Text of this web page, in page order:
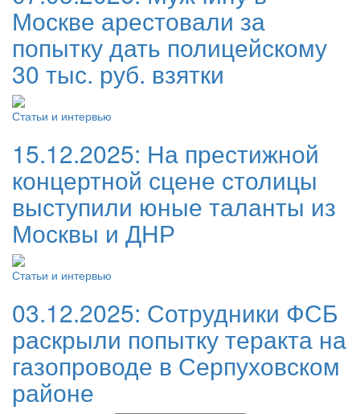
Москве арестовали за
попытку дать полицейскому
30 тыс. руб. взятки
Статьи и интервью
15.12.2025: На престижной
концертной сцене столицы
выступили юные таланты из
Москвы и ДНР
Статьи и интервью
03.12.2025: Сотрудники ФСБ
раскрыли попытку теракта на
газопроводе в Серпуховском
районе